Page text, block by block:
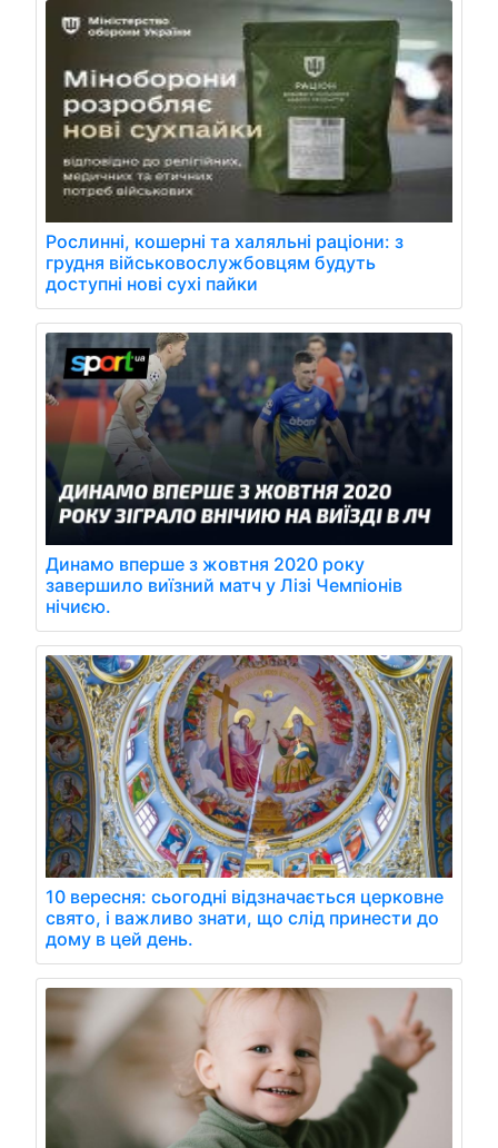
Рослинні, кошерні та халяльні раціони: з
грудня військовослужбовцям будуть
доступні нові сухі пайки
Динамо вперше з жовтня 2020 року
завершило виїзний матч у Лізі Чемпіонів
нічиєю.
10 вересня: сьогодні відзначається церковне
свято, і важливо знати, що слід принести до
дому в цей день.